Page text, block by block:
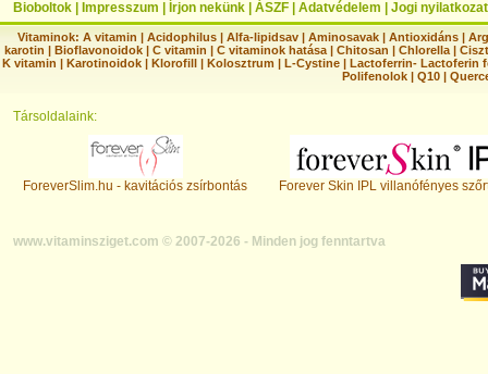
Bioboltok Impresszum Írjon nekünk ÁSZF Adatvédelem Jogi nyilatkozat
Vitaminok: A vitamin |Acidophilus |Alfa-lipidsav |Aminosavak |Antioxidáns |
karotin | Bioflavonoidok | C vitamin | C vitaminok hatása | Chitosan | Chlorella |
K vitamin | Karotinoidok | Klorofill | Kolosztrum | L-Cystine | Lactoferrin- Lactoferin
Polifenolok |Q10 |
Társoldalaink:
ForeverSlim.hu - kavitációs zsírbontás Forever Skin IPL villanófényes
www.vitaminsziget.com © 2007-2026 - Minden jog fenntartva